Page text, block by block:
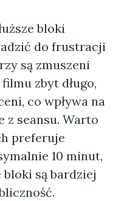
bloki
do frustracji
są zmuszeni
zbyt długo,
co wpływa na
z seansu. Warto
preferuje
10 minut,
są bardziej